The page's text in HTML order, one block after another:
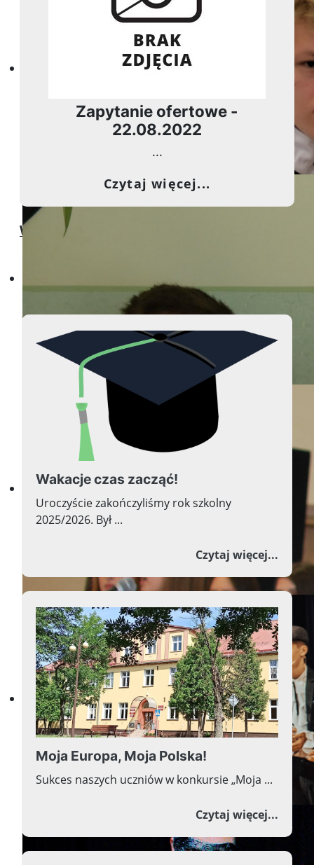
Dobra szkoła nie
Nauka nie ma żadnej
Zawsze idź przez życie tak,
Zapytanie ofertowe -
22.08.2022
...
Czytaj więcej...
Więcej ważnych informacji
Aktualności
Wakacje czas zacząć!
Uroczyście zakończyliśmy rok szkolny
2025/2026. Był ...
Czytaj więcej...o
Moja Europa, Moja Polska!
Sukces naszych uczniów w konkursie „Moja ...
Czytaj więcej...o